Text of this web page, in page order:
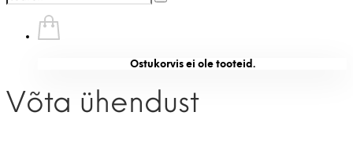
Ostukorvis ei ole tooteid.
Võta ühendust